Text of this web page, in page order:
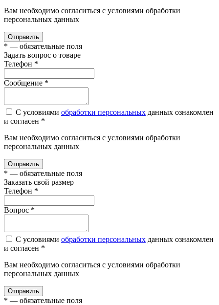
Вам необходимо согласиться с условиями обработки
персональных данных
Отправить
* — обязательные поля
Задать вопрос о товаре
Телефон *
Сообщение *
С условиями обработки персональных данных ознакомлен
и согласен *
Вам необходимо согласиться с условиями обработки
персональных данных
Отправить
* — обязательные поля
Заказать свой размер
Телефон *
Вопроc *
С условиями обработки персональных данных ознакомлен
и согласен *
Вам необходимо согласиться с условиями обработки
персональных данных
Отправить
* — обязательные поля